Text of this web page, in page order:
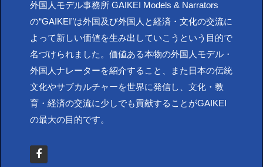
外国人モデル事務所 GAIKEI Models & Narrators
の“GAIKEI”は外国及び外国人と経済・文化の交流に
よって新しい価値を生み出していこうという目的で
名づけられました。価値ある本物の外国人モデル・
外国人ナレーターを紹介すること、また日本の伝統
文化やサブカルチャーを世界に発信し、文化・教
育・経済の交流に少しでも貢献することがGAIKEI
の最大の目的です。